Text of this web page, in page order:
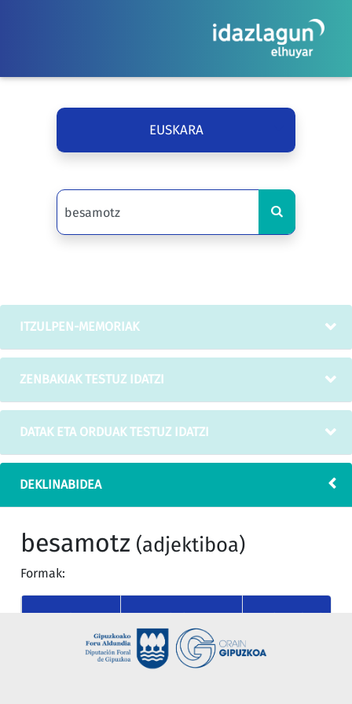
EUSKARA
ITZULPEN-MEMORIAK
ZENBAKIAK TESTUZ IDATZI
DATAK ETA ORDUAK TESTUZ IDATZI
DEKLINABIDEA
besamotz (adjektiboa)
Formak:
KASUA MUGAGABEA MUGATU
besamotz besamotza